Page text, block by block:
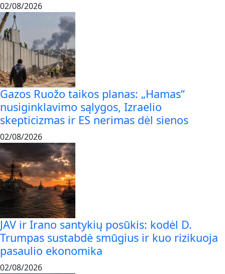
02/08/2026
Gazos Ruožo taikos planas: „Hamas“
nusiginklavimo sąlygos, Izraelio
skepticizmas ir ES nerimas dėl sienos
02/08/2026
JAV ir Irano santykių posūkis: kodėl D.
Trumpas sustabdė smūgius ir kuo rizikuoja
pasaulio ekonomika
02/08/2026